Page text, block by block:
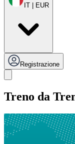
IT | EUR
Registrazione
Treno da